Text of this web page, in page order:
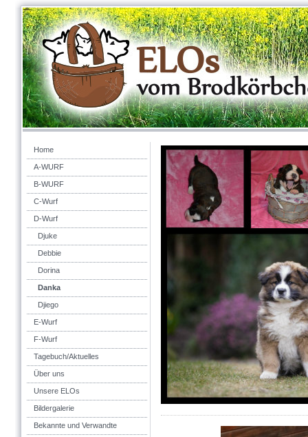
Home
A-WURF
B-WURF
C-Wurf
D-Wurf
Djuke
Debbie
Dorina
Danka
Djiego
E-Wurf
F-Wurf
Tagebuch/Aktuelles
Über uns
Unsere ELOs
Bildergalerie
Bekannte und Verwandte